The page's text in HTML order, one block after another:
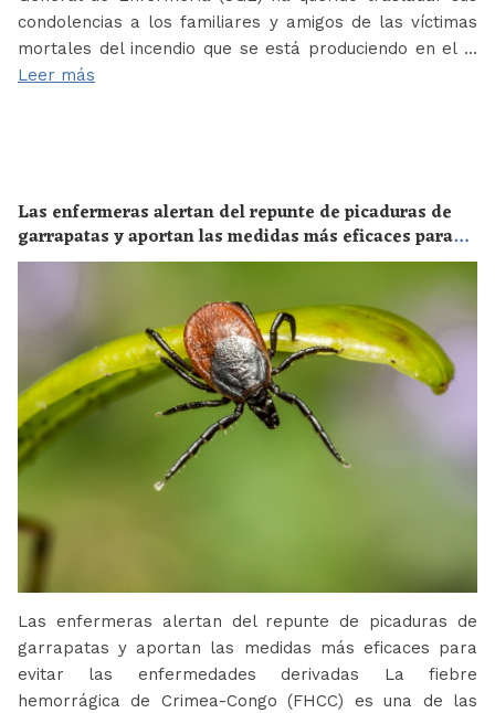
condolencias a los familiares y amigos de las víctimas
mortales del incendio que se está produciendo en el …
Leer más
Las enfermeras alertan del repunte de picaduras de
garrapatas y aportan las medidas más eficaces para
evitar las enfermedades derivadas
Las enfermeras alertan del repunte de picaduras de
garrapatas y aportan las medidas más eficaces para
evitar las enfermedades derivadas La fiebre
hemorrágica de Crimea-Congo (FHCC) es una de las